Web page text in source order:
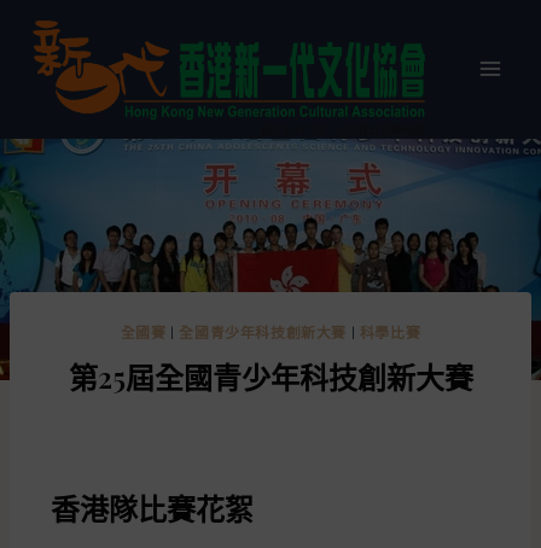
全國賽 | 全國青少年科技創新大賽 | 科學比賽
第25屆全國青少年科技創新大賽
香港隊比賽花絮